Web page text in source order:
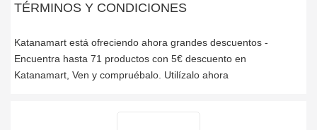
TÉRMINOS Y CONDICIONES
Katanamart está ofreciendo ahora grandes descuentos -
Encuentra hasta 71 productos con 5€ descuento en
Katanamart, Ven y compruébalo. Utilízalo ahora